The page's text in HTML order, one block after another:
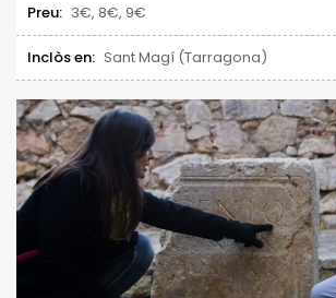
Preu: 3€, 8€, 9€
Inclòs en: Sant Magí (Tarragona)